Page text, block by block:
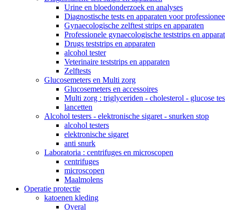
Urine en bloedonderzoek en analyses
Diagnostische tests en apparaten voor
Gynaecologische zelftest strips en apparaten
Professionele gynaecologische teststrips en
Drugs teststrips en apparaten
alcohol tester
Veterinaire teststrips en apparaten
Zelftests
Glucosemeters en Multi zorg
Glucosemeters en accessoires
Multi zorg : triglyceriden - cholesterol - glucose
lancetten
Alcohol testers - elektronische sigaret - snurken stop
alcohol testers
elektronische sigaret
anti snurk
Laboratoria : centrifuges en microscopen
centrifuges
microscopen
Maalmolens
Operatie protectie
katoenen kleding
Overal